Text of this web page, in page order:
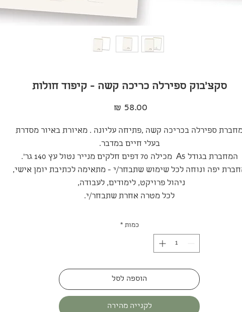
סקצ׳בוק ספירלה כריכה קשה - קיפוד חולות
מחיר
ספירלה בכריכה קשה ,פתיחה עליונה . מאיורת באיור מסדרת
בעלי חיים במדבר.
המחברת בגודל A5 מכילה 70 דפים חלקים מנייר נטול עץ 140 גר'.
יפה ונוחה לכל שימוש שתבחר/י - מתאימה לכתיבת יומן אישי,
ניהול פרויקט, לימודים, לעבודה,
לכל מטרה אחרת שתבחר/י.
כמות *
הוספה לסל
לקנייה מהירה